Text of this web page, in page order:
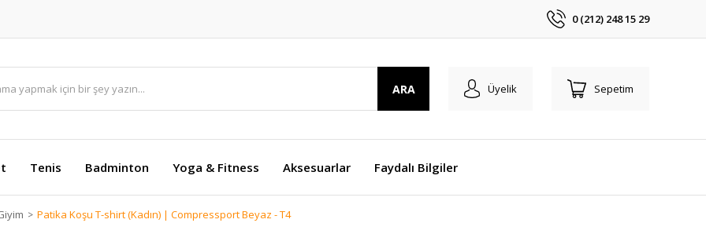
0 (212) 248 15 29
ARA Üyelik Sepetim
Tenis Badminton Yoga & Fitness Aksesuarlar Faydalı Bilgiler
Patika Koşu T-shirt (Kadın) | Compressport Beyaz - T4